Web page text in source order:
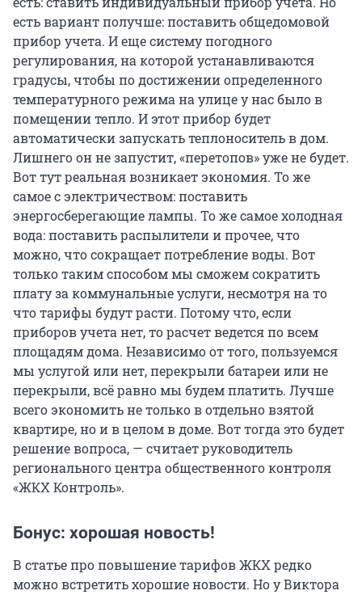
есть вариант получше: поставить общедомовой
прибор учета. И еще систему погодного
регулирования, на которой устанавливаются
градусы, чтобы по достижении определенного
температурного режима на улице у нас было в
помещении тепло. И этот прибор будет
автоматически запускать теплоноситель в дом.
Лишнего он не запустит, «перетопов» уже не будет.
Вот тут реальная возникает экономия. То же
самое с электричеством: поставить
энергосберегающие лампы. То же самое холодная
вода: поставить распылители и прочее, что
можно, что сокращает потребление воды. Вот
только таким способом мы сможем сократить
плату за коммунальные услуги, несмотря на то
что тарифы будут расти. Потому что, если
приборов учета нет, то расчет ведется по всем
площадям дома. Независимо от того, пользуемся
мы услугой или нет, перекрыли батареи или не
перекрыли, всё равно мы будем платить. Лучше
всего экономить не только в отдельно взятой
квартире, но и в целом в доме. Вот тогда это будет
решение вопроса, — считает руководитель
регионального центра общественного контроля
«ЖКХ Контроль».
Бонус: хорошая новость!
В статье про повышение тарифов ЖКХ редко
можно встретить хорошие новости. Но у Виктора